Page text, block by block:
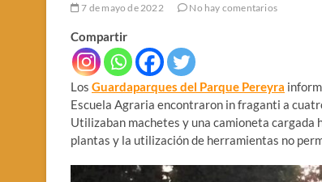
7 de mayo de 2022 No hay comentarios
Compartir
Los Guardaparques del Parque Pereyra
Escuela Agraria encontraron in fraganti a
Utilizaban machetes y una camioneta
plantas y la utilización de herramientas no